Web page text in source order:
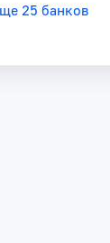
25 банков